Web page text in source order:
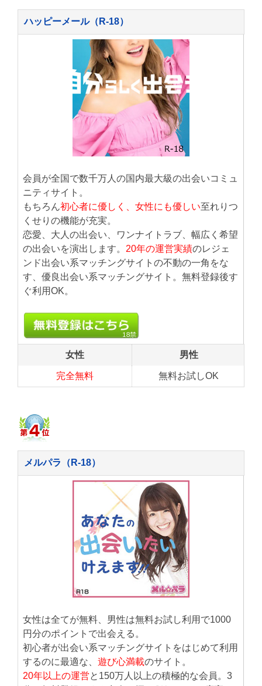
ハッピーメール（R-18）
会員が全国で数千万人の国内最大級の出会いコミュ
ニティサイト。
もちろん初心者に優しく、女性にも優しい至れりつ
くせりの機能が充実。
恋愛、大人の出会い、ワンナイトラブ、幅広く希望
の出会いを演出します。 20年の運営実績のレジェ
ンド出会い系マッチングサイトの不動の一角をな
す、優良出会い系マッチングサイト。無料登録後す
ぐ利用OK。
女性 男性
完全無料 無料お試しOK
メルパラ（R-18）
女性は全てが無料、男性は無料お試し利用で1000
円分のポイントで出会える。
初心者が出会い系マッチングサイトをはじめて利用
するのに最適な、 遊び心満載のサイト。
20年以上の運営と150万人以上の積極的な会員。3